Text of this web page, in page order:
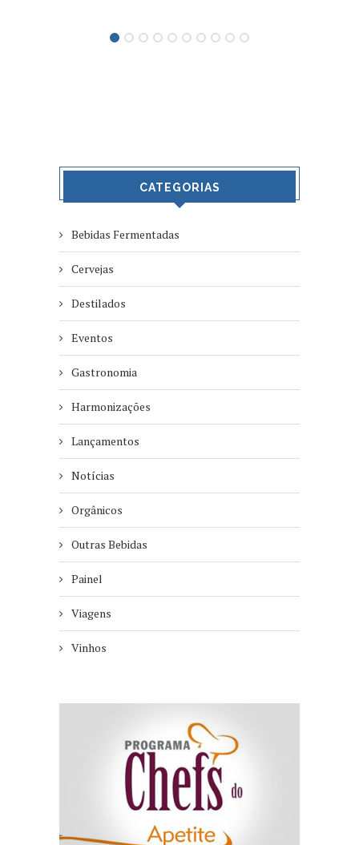
CATEGORIAS
Bebidas Fermentadas
Cervejas
Destilados
Eventos
Gastronomia
Harmonizações
Lançamentos
Notícias
Orgânicos
Outras Bebidas
Painel
Viagens
Vinhos